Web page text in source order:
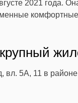
2021 года.
вл. 5А, 11 в районе